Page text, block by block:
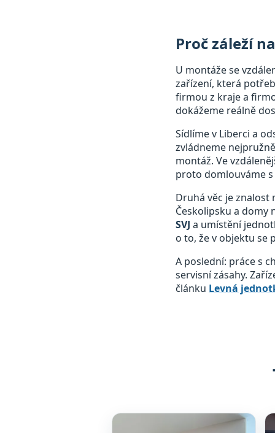
Proč záleží
U montáže se
zařízení, která
firmou z kraje a
dokážeme reálně
Sídlíme v Liberci a
zvládneme
montáž. Ve
proto domlouváme
Druhá věc je znalost
Českolipsku a domy
SVJ a umístění
o to, že v objektu se
A poslední: práce s
servisní zásahy.
článku Levná